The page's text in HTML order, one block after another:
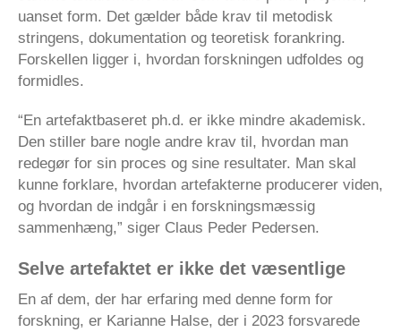
uanset form. Det gælder både krav til metodisk
stringens, dokumentation og teoretisk forankring.
Forskellen ligger i, hvordan forskningen udfoldes og
formidles.
“En artefaktbaseret ph.d. er ikke mindre akademisk.
Den stiller bare nogle andre krav til, hvordan man
redegør for sin proces og sine resultater. Man skal
kunne forklare, hvordan artefakterne producerer viden,
og hvordan de indgår i en forskningsmæssig
sammenhæng,” siger Claus Peder Pedersen.
Selve artefaktet er ikke det væsentlige
En af dem, der har erfaring med denne form for
forskning, er Karianne Halse, der i 2023 forsvarede